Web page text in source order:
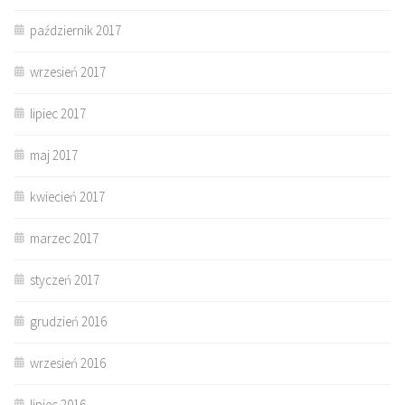
październik 2017
wrzesień 2017
lipiec 2017
maj 2017
kwiecień 2017
marzec 2017
styczeń 2017
grudzień 2016
wrzesień 2016